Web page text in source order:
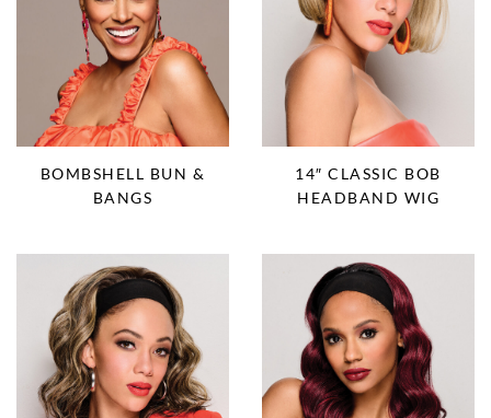
BOMBSHELL BUN &
BANGS
14″ CLASSIC BOB
HEADBAND WIG